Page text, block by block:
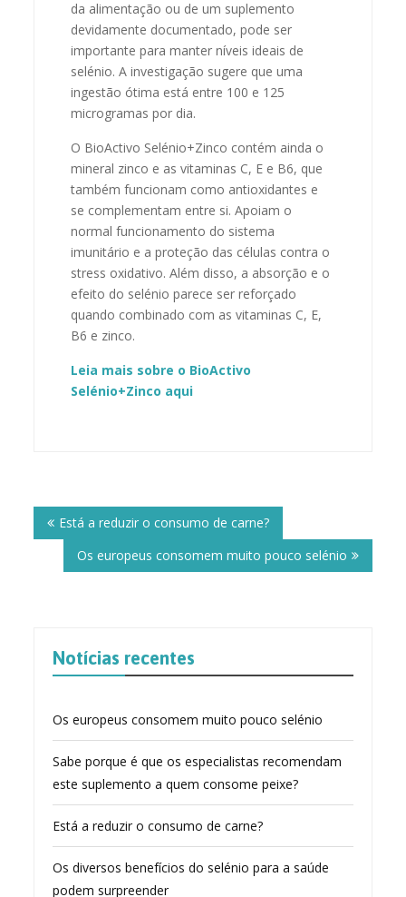
da alimentação ou de um suplemento
devidamente documentado, pode ser
importante para manter níveis ideais de
selénio. A investigação sugere que uma
ingestão ótima está entre 100 e 125
microgramas por dia.
O BioActivo Selénio+Zinco contém ainda o
mineral zinco e as vitaminas C, E e B6, que
também funcionam como antioxidantes e
se complementam entre si. Apoiam o
normal funcionamento do sistema
imunitário e a proteção das células contra o
stress oxidativo. Além disso, a absorção e o
efeito do selénio parece ser reforçado
quando combinado com as vitaminas C, E,
B6 e zinco.
Leia mais sobre o BioActivo
Selénio+Zinco aqui
navigation
Está a reduzir o consumo de carne?
Os europeus consomem muito pouco selénio
Notícias recentes
Os europeus consomem muito pouco selénio
Sabe porque é que os especialistas recomendam
este suplemento a quem consome peixe?
Está a reduzir o consumo de carne?
Os diversos benefícios do selénio para a saúde
podem surpreender